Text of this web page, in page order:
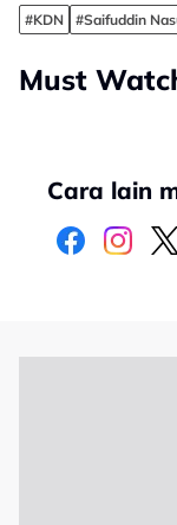
#KDN #Saifuddin
Must
Cara lain